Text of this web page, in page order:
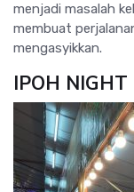
menjadi masalah
membuat
mengasyikkan.
IPOH